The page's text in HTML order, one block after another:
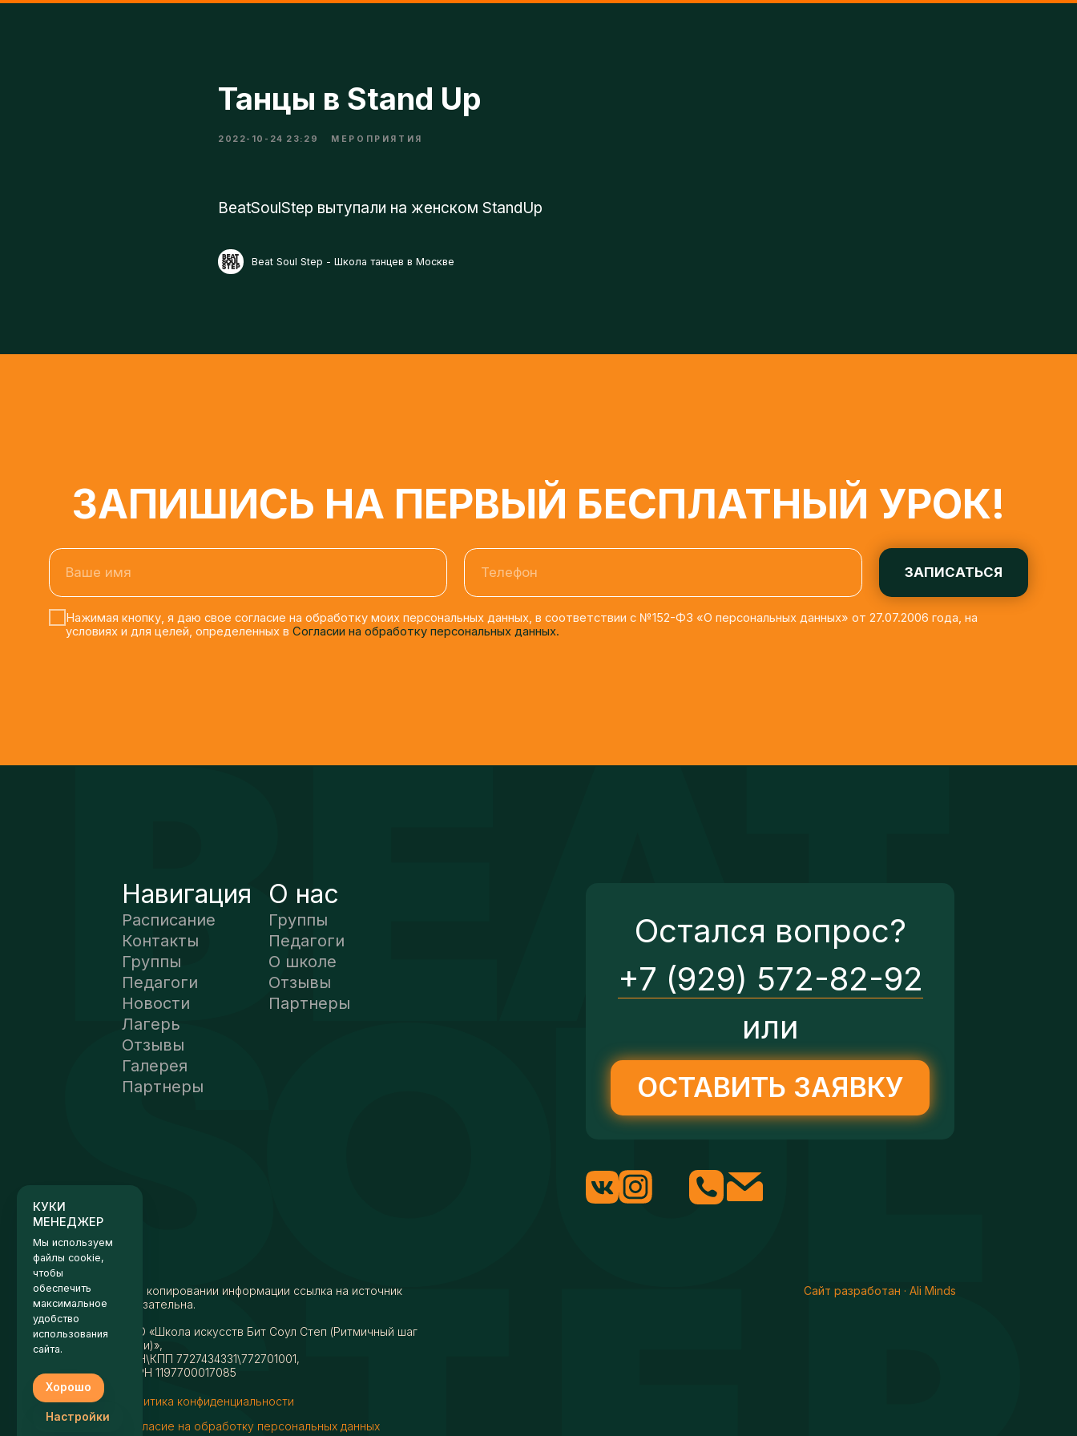
Танцы в Stand Up
чтобы
обеспечить
максимальное
удобство
использования
Хорошо
Настройки
ЗАПИШИСЬ НА ПЕРВЫЙ БЕСПЛАТНЫЙ УРОК!
Нажимая кнопку, я даю свое согласие на обработку моих персональных данных, в соответствии с №152-ФЗ «О персональных данных» от 27.07.2006 года, на
условиях и для целей, определенных в Согласии на обработку персональных данных.
ЗАПИСАТЬСЯ
При копировании информации ссылка на источник
обязательна.
АНО «Школа искусств Бит Соул Степ (Ритмичный шаг
души)»,
ИНН\КПП 7727434331\772701001,
ОГРН 1197700017085
Согласие на обработку персональных данных
Политика конфиденциальности
Сайт разработан · Ali Minds
Навигация
Расписание
Контакты
Группы
Педагоги
Новости
Лагерь
Отзывы
Галерея
Партнеры
О нас
Группы
Педагоги
О школе
Отзывы
Партнеры
Остался вопрос?
+7 (929) 572-82-92
или
ОСТАВИТЬ ЗАЯВКУ